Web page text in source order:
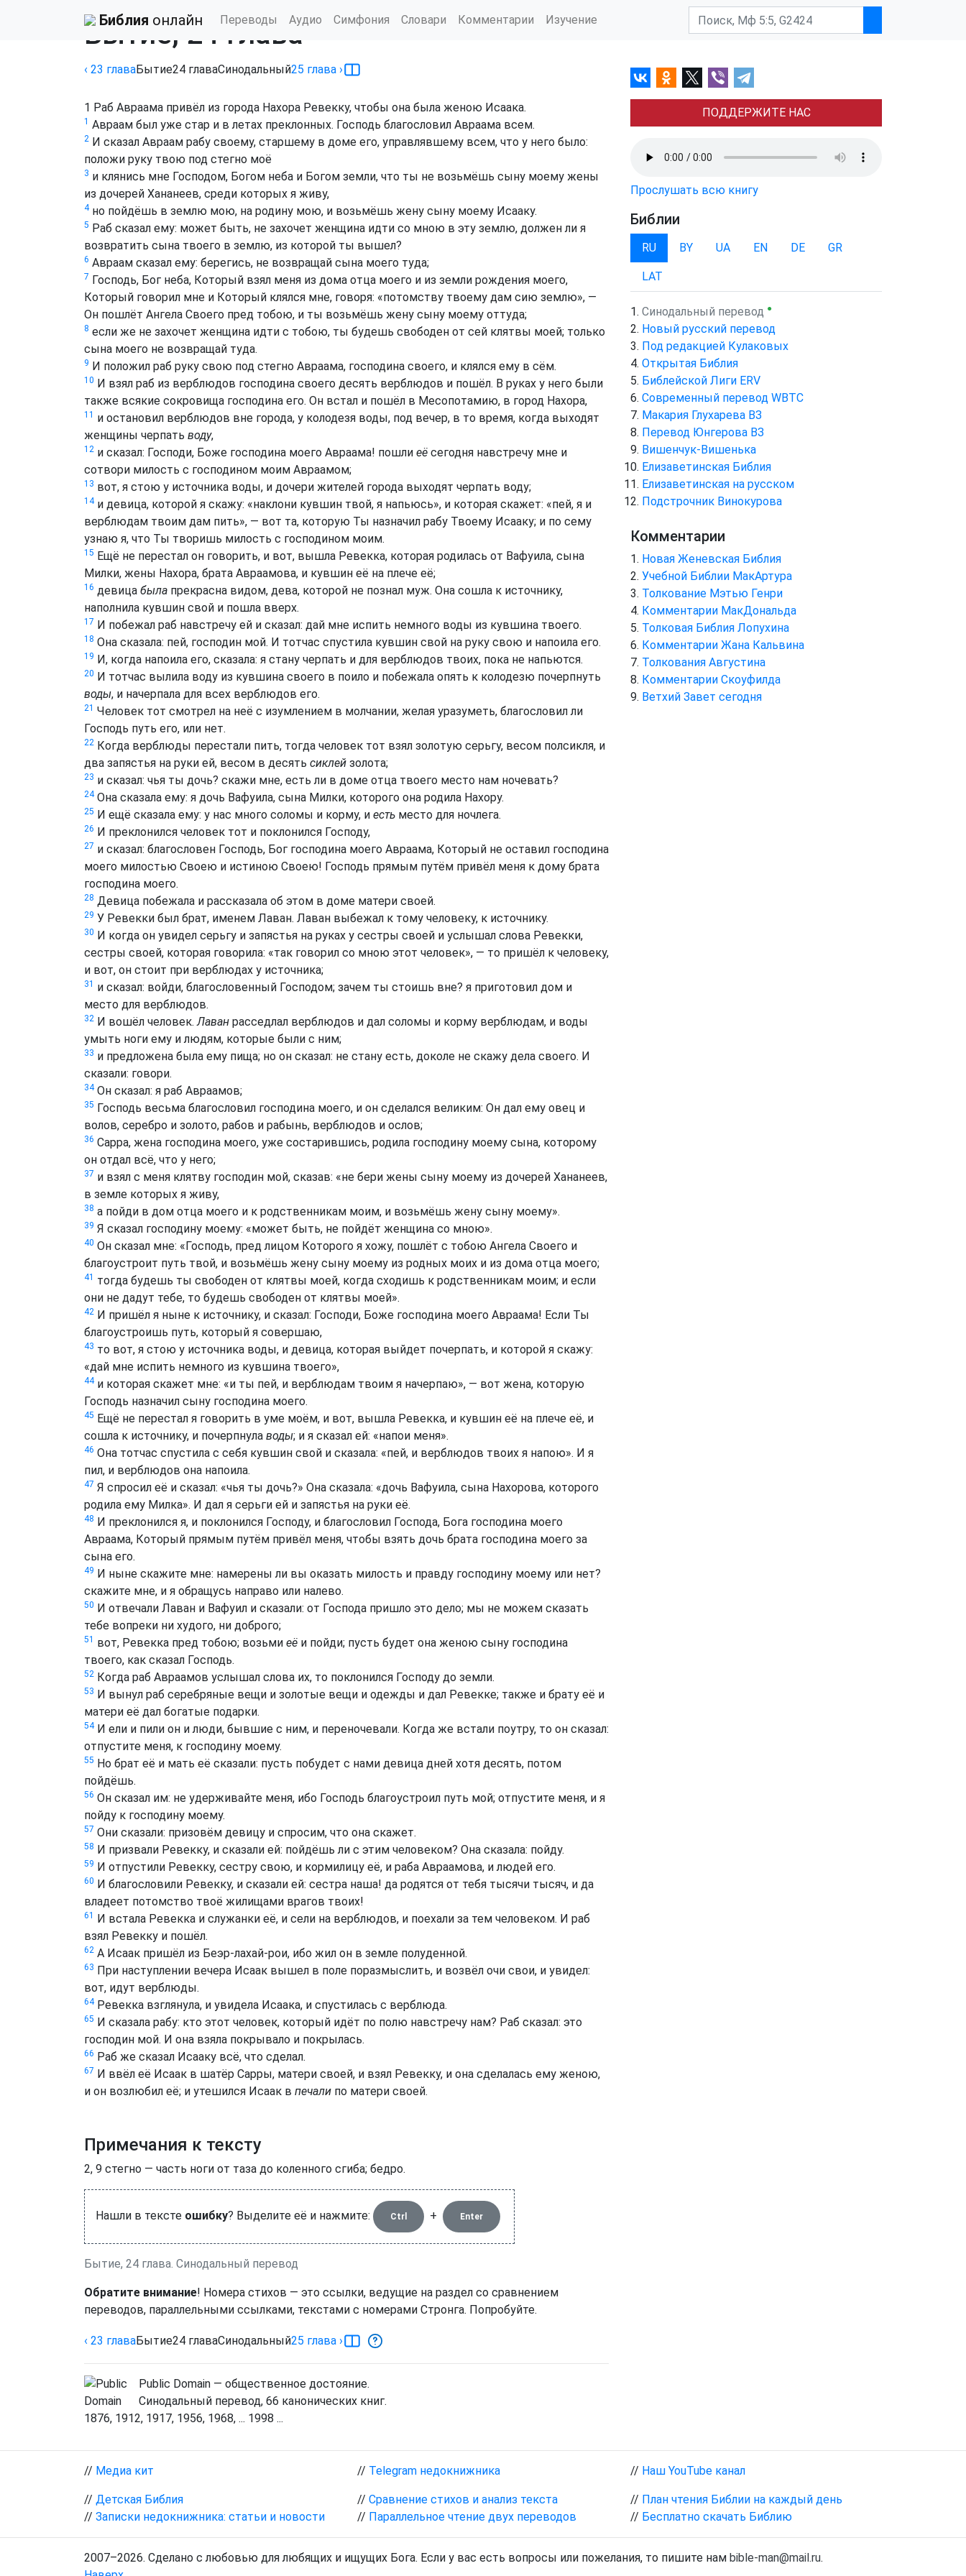
Библия онлайн Переводы Аудио Симфония Словари Комментарии Изучение
Бытие, 24 глава
‹ 23 главаБытие24 главаСинодальный25 глава ›
1 Раб Авраама привёл из города Нахора Ревекку, чтобы она была женою Исаака.
1 Авраам был уже стар и в летах преклонных. Господь благословил Авраама всем.
2 И сказал Авраам рабу своему, старшему в доме его, управлявшему всем, что у него было:
положи руку твою под стегно моё
3 и клянись мне Господом, Богом неба и Богом земли, что ты не возьмёшь сыну моему жены
из дочерей Хананеев, среди которых я живу,
4но пойдёшь в землю мою, на родину мою, и возьмёшь жену сыну моему Исааку.
5 Раб сказал ему: может быть, не захочет женщина идти со мною в эту землю, должен ли я
возвратить сына твоего в землю, из которой ты вышел?
6 Авраам сказал ему: берегись, не возвращай сына моего туда;
7 Господь, Бог неба, Который взял меня из дома отца моего и из земли рождения моего,
Который говорил мне и Который клялся мне, говоря: «потомству твоему дам сию землю», —
Он пошлёт Ангела Своего пред тобою, и ты возьмёшь жену сыну моему оттуда;
8 если же не захочет женщина идти с тобою, ты будешь свободен от сей клятвы моей; только
сына моего не возвращай туда.
9 И положил раб руку свою под стегно Авраама, господина своего, и клялся ему в сём.
10 И взял раб из верблюдов господина своего десять верблюдов и пошёл. В руках у него были
также всякие сокровища господина его. Он встал и пошёл в Месопотамию, в город Нахора,
11 и остановил верблюдов вне города, у колодезя воды, под вечер, в то время, когда выходят
женщины черпать воду,
12 и сказал: Господи, Боже господина моего Авраама! пошли её сегодня навстречу мне и
сотвори милость с господином моим Авраамом;
13 вот, я стою у источника воды, и дочери жителей города выходят черпать воду;
14и девица, которой я скажу: «наклони кувшин твой, я напьюсь», и которая скажет: «пей, я и
верблюдам твоим дам пить», — вот та, которую Ты назначил рабу Твоему Исааку; и по сему
узнаю я, что Ты творишь милость с господином моим.
15 Ещё не перестал он говорить, и вот, вышла Ревекка, которая родилась от Вафуила, сына
Милки, жены Нахора, брата Авраамова, и кувшин её на плече её;
16 девица была прекрасна видом, дева, которой не познал муж. Она сошла к источнику,
наполнила кувшин свой и пошла вверх.
17 И побежал раб навстречу ей и сказал: дай мне испить немного воды из кувшина твоего.
18 Она сказала: пей, господин мой. И тотчас спустила кувшин свой на руку свою и напоила его.
19 И, когда напоила его, сказала: я стану черпать и для верблюдов твоих, пока не напьются.
20 И тотчас вылила воду из кувшина своего в поило и побежала опять к колодезю почерпнуть
воды, и начерпала для всех верблюдов его.
21 Человек тот смотрел на неё с изумлением в молчании, желая уразуметь, благословил ли
Господь путь его, или нет.
22 Когда верблюды перестали пить, тогда человек тот взял золотую серьгу, весом полсикля, и
два запястья на руки ей, весом в десять сиклей золота;
23 и сказал: чья ты дочь? скажи мне, есть ли в доме отца твоего место нам ночевать?
24Она сказала ему: я дочь Вафуила, сына Милки, которого она родила Нахору.
25 И ещё сказала ему: у нас много соломы и корму, и есть место для ночлега.
26 И преклонился человек тот и поклонился Господу,
27 и сказал: благословен Господь, Бог господина моего Авраама, Который не оставил господина
моего милостью Своею и истиною Своею! Господь прямым путём привёл меня к дому брата
господина моего.
28 Девица побежала и рассказала об этом в доме матери своей.
29 У Ревекки был брат, именем Лаван. Лаван выбежал к тому человеку, к источнику.
30 И когда он увидел серьгу и запястья на руках у сестры своей и услышал слова Ревекки,
сестры своей, которая говорила: «так говорил со мною этот человек», — то пришёл к человеку,
и вот, он стоит при верблюдах у источника;
31 и сказал: войди, благословенный Господом; зачем ты стоишь вне? я приготовил дом и
место для верблюдов.
32 И вошёл человек.Лаван расседлал верблюдов и дал соломы и корму верблюдам, и воды
умыть ноги ему и людям, которые были с ним;
33 и предложена была ему пища; но он сказал: не стану есть, доколе не скажу дела своего. И
сказали: говори.
34Он сказал: я раб Авраамов;
35 Господь весьма благословил господина моего, и он сделался великим: Он дал ему овец и
волов, серебро и золото, рабов и рабынь, верблюдов и ослов;
36 Сарра, жена господина моего, уже состарившись, родила господину моему сына, которому
он отдал всё, что у него;
37 и взял с меня клятву господин мой, сказав: «не бери жены сыну моему из дочерей Хананеев,
в земле которых я живу,
38 а пойди в дом отца моего и к родственникам моим, и возьмёшь жену сыну моему».
39 Я сказал господину моему: «может быть, не пойдёт женщина со мною».
40 Он сказал мне: «Господь, пред лицом Которого я хожу, пошлёт с тобою Ангела Своего и
благоустроит путь твой, и возьмёшь жену сыну моему из родных моих и из дома отца моего;
41 тогда будешь ты свободен от клятвы моей, когда сходишь к родственникам моим; и если
они не дадут тебе, то будешь свободен от клятвы моей».
42 И пришёл я ныне к источнику, и сказал: Господи, Боже господина моего Авраама! Если Ты
благоустроишь путь, который я совершаю,
43 то вот, я стою у источника воды, и девица, которая выйдет почерпать, и которой я скажу:
«дай мне испить немного из кувшина твоего»,
44и которая скажет мне: «и ты пей, и верблюдам твоим я начерпаю», — вот жена, которую
Господь назначил сыну господина моего.
45 Ещё не перестал я говорить в уме моём, и вот, вышла Ревекка, и кувшин её на плече её, и
сошла к источнику, и почерпнула воды; и я сказал ей: «напои меня».
46 Она тотчас спустила с себя кувшин свой и сказала: «пей, и верблюдов твоих я напою». И я
пил, и верблюдов она напоила.
47 Я спросил её и сказал: «чья ты дочь?» Она сказала: «дочь Вафуила, сына Нахорова, которого
родила ему Милка». И дал я серьги ей и запястья на руки её.
48 И преклонился я, и поклонился Господу, и благословил Господа, Бога господина моего
Авраама, Который прямым путём привёл меня, чтобы взять дочь брата господина моего за
сына его.
49 И ныне скажите мне: намерены ли вы оказать милость и правду господину моему или нет?
скажите мне, и я обращусь направо или налево.
50 И отвечали Лаван и Вафуил и сказали: от Господа пришло это дело; мы не можем сказать
тебе вопреки ни худого, ни доброго;
51 вот, Ревекка пред тобою; возьми её и пойди; пусть будет она женою сыну господина
твоего, как сказал Господь.
52 Когда раб Авраамов услышал слова их, то поклонился Господу до земли.
53 И вынул раб серебряные вещи и золотые вещи и одежды и дал Ревекке; также и брату её и
матери её дал богатые подарки.
54И ели и пили он и люди, бывшие с ним, и переночевали. Когда же встали поутру, то он сказал:
отпустите меня, к господину моему.
55 Но брат её и мать её сказали: пусть побудет с нами девица дней хотя десять, потом
пойдёшь.
56 Он сказал им: не удерживайте меня, ибо Господь благоустроил путь мой; отпустите меня, и я
пойду к господину моему.
57 Они сказали: призовём девицу и спросим, что она скажет.
58 И призвали Ревекку, и сказали ей: пойдёшь ли с этим человеком? Она сказала: пойду.
59 И отпустили Ревекку, сестру свою, и кормилицу её, и раба Авраамова, и людей его.
60 И благословили Ревекку, и сказали ей: сестра наша! да родятся от тебя тысячи тысяч, и да
владеет потомство твоё жилищами врагов твоих!
61 И встала Ревекка и служанки её, и сели на верблюдов, и поехали за тем человеком. И раб
взял Ревекку и пошёл.
62 А Исаак пришёл из Беэр-лахай-рои, ибо жил он в земле полуденной.
63 При наступлении вечера Исаак вышел в поле поразмыслить, и возвёл очи свои, и увидел:
вот, идут верблюды.
64Ревекка взглянула, и увидела Исаака, и спустилась с верблюда.
65 И сказала рабу: кто этот человек, который идёт по полю навстречу нам? Раб сказал: это
господин мой. И она взяла покрывало и покрылась.
66 Раб же сказал Исааку всё, что сделал.
67 И ввёл её Исаак в шатёр Сарры, матери своей, и взял Ревекку, и она сделалась ему женою,
и он возлюбил её; и утешился Исаак в печали по матери своей.
Примечания к тексту
2, 9 стегно — часть ноги от таза до коленного сгиба; бедро.
Нашли в тексте ошибку? Выделите её и нажмите: Ctrl + Enter
Бытие, 24 глава. Синодальный перевод
Обратите внимание! Номера стихов — это ссылки, ведущие на раздел со сравнением
переводов, параллельными ссылками, текстами с номерами Стронга. Попробуйте.
‹ 23 главаБытие24 главаСинодальный25 глава ›
Public Domain — общественное достояние.
Синодальный перевод, 66 канонических книг.
1876, 1912, 1917, 1956, 1968, ... 1998 ...
ПОДДЕРЖИТЕ НАС
Прослушать всю книгу
Библии
RU BY UA EN DE GR
LAT
Синодальный перевод ●
Новый русский перевод
Под редакцией Кулаковых
Открытая Библия
Библейской Лиги ERV
Cовременный перевод WBTC
Макария Глухарева ВЗ
Перевод Юнгерова ВЗ
Вишенчук-Вишенька
Елизаветинская Библия
Елизаветинская на русском
Подстрочник Винокурова
Комментарии
Новая Женевская Библия
Учебной Библии МакАртура
Толкование Мэтью Генри
Комментарии МакДональда
Толковая Библия Лопухина
Комментарии Жана Кальвина
Толкования Августина
Комментарии Скоуфилда
Ветхий Завет сегодня
// Медиа кит // Telegram недокнижника // Наш YouTube канал
// Детская Библия
// Записки недокнижника: статьи и новости
// Сравнение стихов и анализ текста
// Параллельное чтение двух переводов
// План чтения Библии на каждый день
// Бесплатно скачать Библию
2007–2026. Сделано с любовью для любящих и ищущих Бога. Если у вас есть вопросы или пожелания, то пишите нам bible-man@mail.ru.